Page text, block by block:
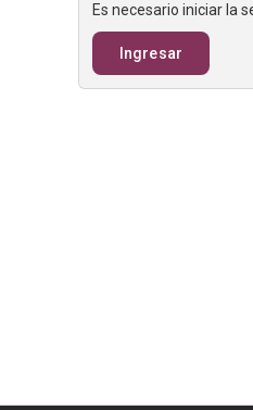
Es necesario iniciar la
Ingresar